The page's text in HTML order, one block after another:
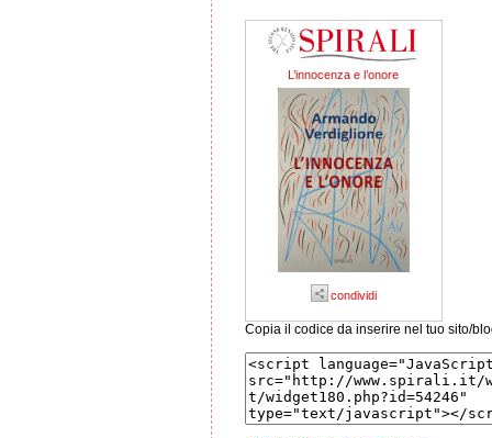
L’innocenza e l’onore
condividi
Copia il codice da inserire nel tuo sito/